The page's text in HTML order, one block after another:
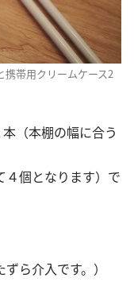
携帯用クリームケース2
（本棚の幅に合う
４個となります）で
ら介入です。）